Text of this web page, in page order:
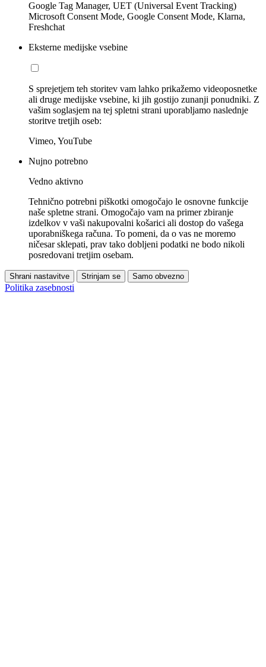
Google Tag Manager, UET (Universal Event Tracking)
Microsoft Consent Mode, Google Consent Mode, Klarna,
Freshchat
Eksterne medijske vsebine
S sprejetjem teh storitev vam lahko prikažemo videoposnetke
ali druge medijske vsebine, ki jih gostijo zunanji ponudniki. Z
vašim soglasjem na tej spletni strani uporabljamo naslednje
storitve tretjih oseb:
Vimeo, YouTube
Nujno potrebno
Vedno aktivno
Tehnično potrebni piškotki omogočajo le osnovne funkcije
naše spletne strani. Omogočajo vam na primer zbiranje
izdelkov v vaši nakupovalni košarici ali dostop do vašega
uporabniškega računa. To pomeni, da o vas ne moremo
ničesar sklepati, prav tako dobljeni podatki ne bodo nikoli
posredovani tretjim osebam.
Shrani nastavitve Strinjam se Samo obvezno
Politika zasebnosti